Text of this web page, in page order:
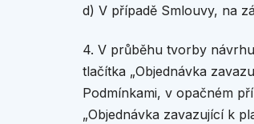
d) V případě Smlouvy, na
4. V průběhu tvorby
tlačítka „Objednávka
Podmínkami, v opačném
„Objednávka zavazující k